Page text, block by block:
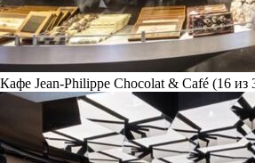
Кафе Jean-Philippe Chocolat & Café (16 из